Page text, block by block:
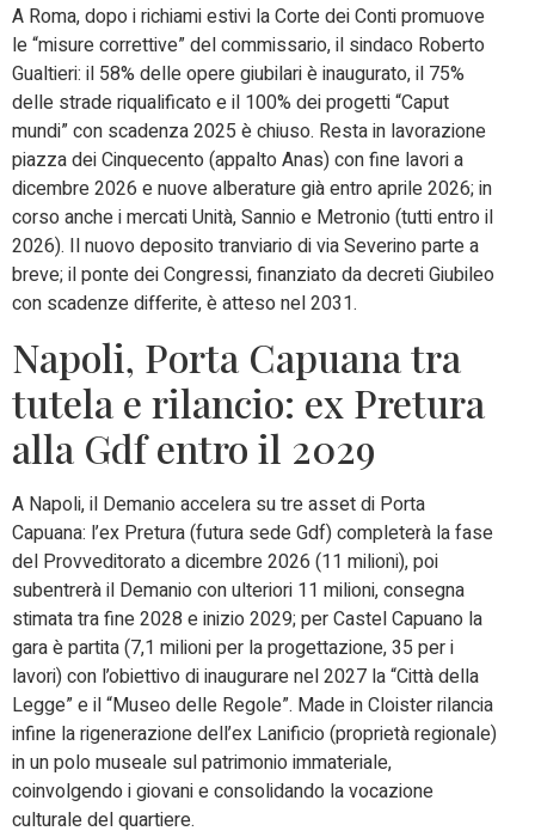
A Roma, dopo i richiami estivi la Corte dei Conti promuove
le “misure correttive” del commissario, il sindaco Roberto
Gualtieri: il 58% delle opere giubilari è inaugurato, il 75%
delle strade riqualificato e il 100% dei progetti “Caput
mundi” con scadenza 2025 è chiuso. Resta in lavorazione
piazza dei Cinquecento (appalto Anas) con fine lavori a
dicembre 2026 e nuove alberature già entro aprile 2026; in
corso anche i mercati Unità, Sannio e Metronio (tutti entro il
2026). Il nuovo deposito tranviario di via Severino parte a
breve; il ponte dei Congressi, finanziato da decreti Giubileo
con scadenze differite, è atteso nel 2031.
Napoli, Porta Capuana tra
tutela e rilancio: ex Pretura
alla Gdf entro il 2029
A Napoli, il Demanio accelera su tre asset di Porta
Capuana: l’ex Pretura (futura sede Gdf) completerà la fase
del Provveditorato a dicembre 2026 (11 milioni), poi
subentrerà il Demanio con ulteriori 11 milioni, consegna
stimata tra fine 2028 e inizio 2029; per Castel Capuano la
gara è partita (7,1 milioni per la progettazione, 35 per i
lavori) con l’obiettivo di inaugurare nel 2027 la “Città della
Legge” e il “Museo delle Regole”. Made in Cloister rilancia
infine la rigenerazione dell’ex Lanificio (proprietà regionale)
in un polo museale sul patrimonio immateriale,
coinvolgendo i giovani e consolidando la vocazione
culturale del quartiere.